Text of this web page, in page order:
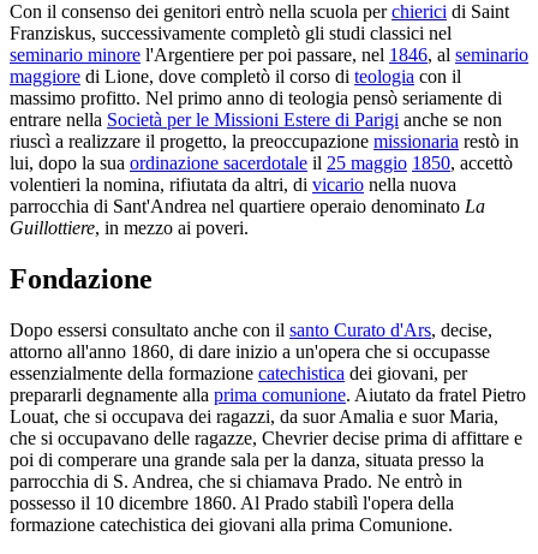
Con il consenso dei genitori entrò nella scuola perchierici di Saint
Franziskus, successivamente completò gli studi classici nel
seminario minore l'Ar­gentiere per poi passare, nel 1846, al seminario
maggiore di Lione, dove completò il corso di teologia con il
massimo profitto. Nel primo anno di teologia pensò seriamente di
entrare nella Società per le Missioni Estere di Parigi anche se non
riuscì a realizzare il progetto, la preoccupazione missionaria restò in
lui, dopo la sua ordinazione sacerdotale il 25 maggio 1850, accettò
volentieri la nomina, rifiutata da altri, di vica­rio nella nuova
parrocchia di Sant'Andrea nel quartiere operaio denominato La
Guillottiere, in mezzo ai poveri.
Fondazione
Dopo essersi consultato anche con il santo Curato d'Ars, decise,
attorno all'anno 1860, di dare inizio a un'opera che si occupasse
essenzialmente della formazione catechistica dei giovani, per
prepararli degnamente alla pri­ma comunione. Aiutato da fratel Pietro
Louat, che si occupava dei ragazzi, da suor Amalia e suor Maria,
che si occupavano delle ragazze, Chevrier de­cise prima di affittare e
poi di comperare una grande sala per la danza, si­tuata presso la
parrocchia di S. Andrea, che si chiamava Prado. Ne entrò in
possesso il 10 dicembre 1860. Al Prado stabilì l'opera della
formazione cate­chistica dei giovani alla prima Comunione.